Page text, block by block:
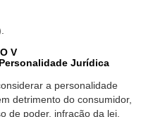
V
Jurídica
a personalidade
detrimento do consumidor,
de poder, infração da lei,